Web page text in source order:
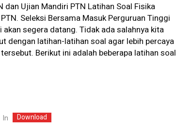
dan Ujian Mandiri PTN Latihan Soal Fisika
Seleksi Bersama Masuk Perguruan Tinggi
segera datang. Tidak ada salahnya kita
dengan latihan-latihan soal agar lebih percaya
Berikut ini adalah beberapa latihan soal
In Download